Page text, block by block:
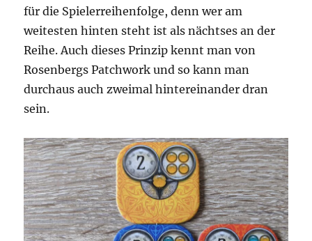
für die Spielerreihenfolge, denn wer am
weitesten hinten steht ist als nächtses an der
Reihe. Auch dieses Prinzip kennt man von
Rosenbergs Patchwork und so kann man
durchaus auch zweimal hintereinander dran
sein.